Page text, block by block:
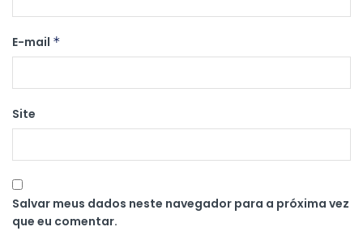
E-mail *
Site
Salvar meus dados neste navegador para a próxima vez
que eu comentar.